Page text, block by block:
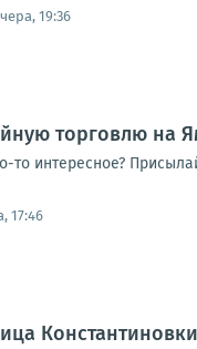
19:36
торговлю на
то интересное?
17:46